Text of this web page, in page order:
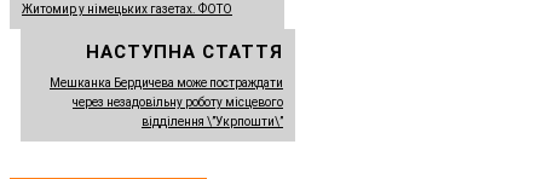
Житомир у німецьких газетах. ФОТО
НАСТУПНА СТАТТЯ
Мешканка Бердичева може постраждати
через незадовільну роботу місцевого
відділення \”Укрпошти\”